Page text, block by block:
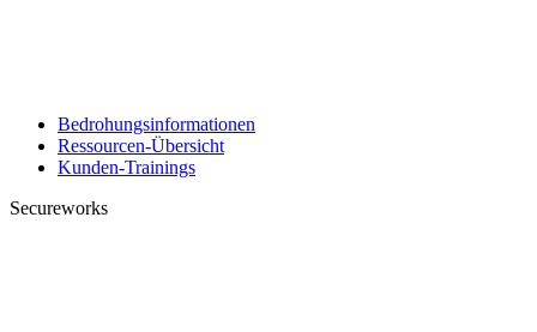
Bedrohungsinformationen
Ressourcen-Übersicht
Kunden-Trainings
Secureworks